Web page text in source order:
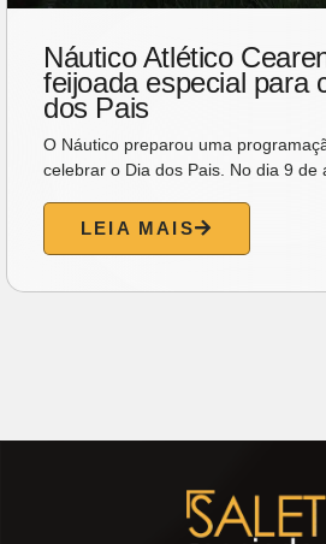
Náutico Atlético
feijoada especial para
dos Pais
O Náutico preparou uma
celebrar o Dia dos Pais. No dia 9 de
LEIA MAIS